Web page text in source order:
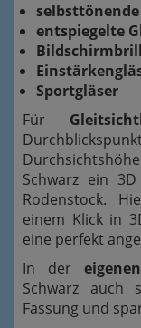
entspiegelte
Sportgläser
Für
Schwarz ein
Rodenstock.
einem Klick in
eine perfekt
In der
Schwarz auch
Fassung und